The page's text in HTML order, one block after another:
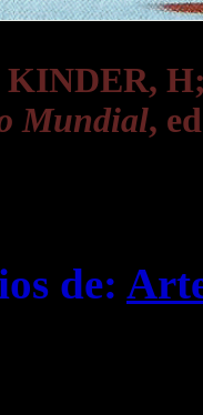
KINDER,
Mundial,
de: